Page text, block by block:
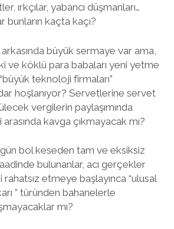
ırkçılar, yabancı düşmanları…
bunların kaçta kaçı?
büyük sermaye var ama,
ve köklü para babaları yeni yetme
teknoloji firmaları”
hoşlanıyor? Servetlerine servet
vergilerin paylaşımında
kavga çıkmayacak mı?
bol keseden tam ve eksiksiz
bulunanlar, acı gerçekler
etmeye başlayınca “ulusal
” türünden bahanelerle
mı?